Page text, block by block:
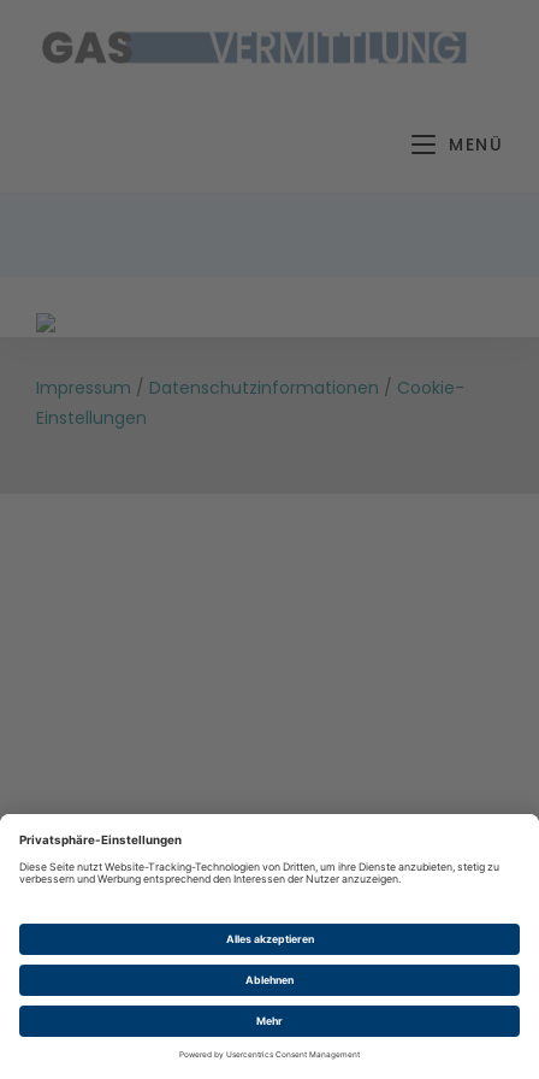
Inhalt
MENÜ
Impressum / Datenschutzinformationen / Cookie-
Einstellungen